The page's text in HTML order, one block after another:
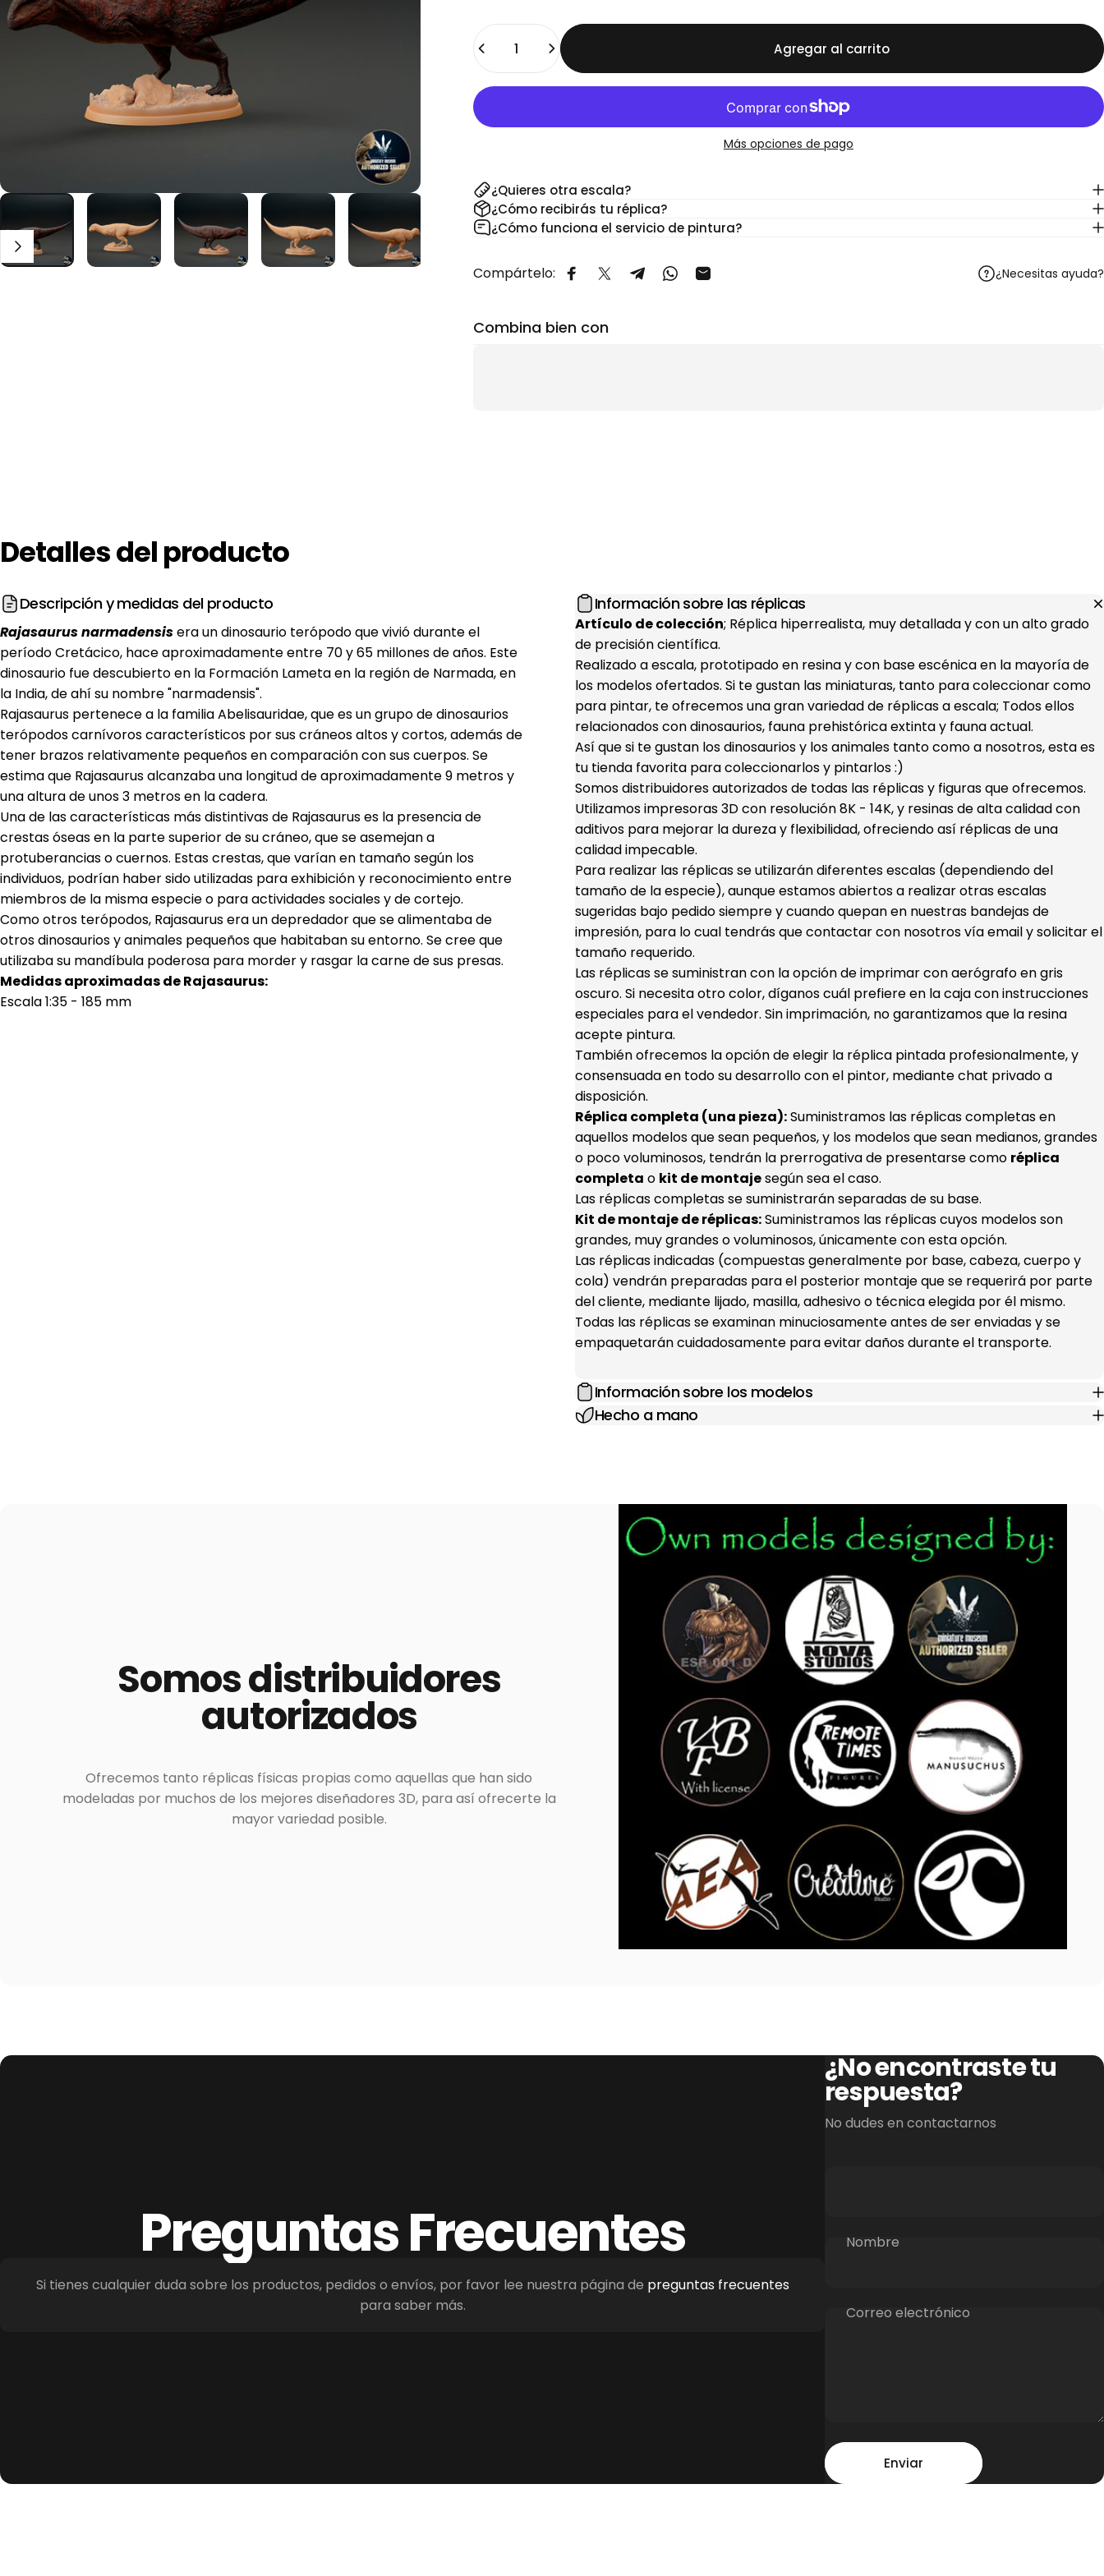
Cantidad
Agregar al carrito
Más opciones de pago
¿Quieres otra escala?
¿Cómo recibirás tu réplica?
¿Cómo funciona el servicio de pintura?
Compártelo: Compartir en Facebook
Compartir en X
Compartir en Telegram
Compartir en WhatsApp
Compartir por correo electrónico ¿Necesitas ayuda?
Combina bien con
Detallesdelproducto
Descripción y medidas del producto
Rajasaurus narmadensisera un dinosaurio terópodo que vivió durante el
período Cretácico, hace aproximadamente entre 70 y 65 millones de años. Este
dinosaurio fue descubierto en la Formación Lameta en la región de Narmada, en
la India, de ahí su nombre "narmadensis".
Rajasaurus pertenece a la familia Abelisauridae, que es un grupo de dinosaurios
terópodos carnívoros característicos por sus cráneos altos y cortos, además de
tener brazos relativamente pequeños en comparación con sus cuerpos. Se
estima que Rajasaurus alcanzaba una longitud de aproximadamente 9 metros y
una altura de unos 3 metros en la cadera.
Una de las características más distintivas de Rajasaurus es la presencia de
crestas óseas en la parte superior de su cráneo, que se asemejan a
protuberancias o cuernos. Estas crestas, que varían en tamaño según los
individuos, podrían haber sido utilizadas para exhibición y reconocimiento entre
miembros de la misma especie o para actividades sociales y de cortejo.
Como otros terópodos, Rajasaurus era un depredador que se alimentaba de
otros dinosaurios y animales pequeños que habitaban su entorno. Se cree que
utilizaba su mandíbula poderosa para morder y rasgar la carne de sus presas.
Medidas aproximadas de Rajasaurus:
Escala 1:35 - 185 mm
Información sobre las réplicas
Artículo de colección; Réplica hiperrealista, muy detallada y con un alto grado
de precisión científica.
Realizado a escala, prototipado en resina y con base escénica en la mayoría de
los modelos ofertados. Si te gustan las miniaturas, tanto para coleccionar como
para pintar, te ofrecemos una gran variedad de réplicas a escala; Todos ellos
relacionados con dinosaurios, fauna prehistórica extinta y fauna actual.
Así que si te gustan los dinosaurios y los animales tanto como a nosotros, esta es
tu tienda favorita para coleccionarlos y pintarlos :)
Somos distribuidores autorizados de todas las réplicas y figuras que ofrecemos.
Utilizamos impresoras 3D con resolución 8K - 14K, y resinas de alta calidad con
aditivos para mejorar la dureza y flexibilidad, ofreciendo así réplicas de una
calidad impecable.
Para realizar las réplicas se utilizarán diferentes escalas (dependiendo del
tamaño de la especie), aunque estamos abiertos a realizar otras escalas
sugeridas bajo pedido siempre y cuando quepan en nuestras bandejas de
impresión, para lo cual tendrás que contactar con nosotros vía email y solicitar el
tamaño requerido.
Las réplicas se suministran con la opción de imprimar con aerógrafo en gris
oscuro. Si necesita otro color, díganos cuál prefiere en la caja con instrucciones
especiales para el vendedor. Sin imprimación, no garantizamos que la resina
acepte pintura.
También ofrecemos la opción de elegir la réplica pintada profesionalmente, y
consensuada en todo su desarrollo con el pintor, mediante chat privado a
disposición.
Réplica completa (una pieza):Suministramos las réplicas completas en
aquellos modelos que sean pequeños, y los modelos que sean medianos, grandes
o poco voluminosos, tendrán la prerrogativa de presentarse como réplica
completa o kit de montajesegún sea el caso.
Las réplicas completas se suministrarán separadas de su base.
Kit de montaje de réplicas:Suministramos las réplicas cuyos modelos son
grandes, muy grandes o voluminosos, únicamente con esta opción.
Las réplicas indicadas (compuestas generalmente por base, cabeza, cuerpo y
cola) vendrán preparadas para el posterior montaje que se requerirá por parte
del cliente, mediante lijado, masilla, adhesivo o técnica elegida por él mismo.
Todas las réplicas se examinan minuciosamente antes de ser enviadas y se
empaquetarán cuidadosamente para evitar daños durante el transporte.
Información sobre los modelos
Hecho a mano
Somosdistribuidores
autorizados
Ofrecemos tanto réplicas físicas propias como aquellas que han sido
modeladas por muchos de los mejores diseñadores 3D, para así ofrecerte la
mayor variedad posible.
PreguntasFrecuentes
Si tienes cualquier duda sobre los productos, pedidos o envíos, por favor lee nuestra página de preguntas frecuentes
para saber más.
¿No encontraste tu
respuesta?
No dudes en contactarnos
Nombre
Correo electrónico
Mensaje
Enviar
Enviar